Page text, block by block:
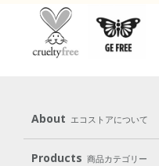
About エコストアについて
メッセージ ブランド
Products 商品カテゴリー